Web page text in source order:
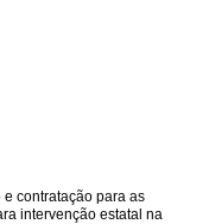
contratação para as
intervenção estatal na